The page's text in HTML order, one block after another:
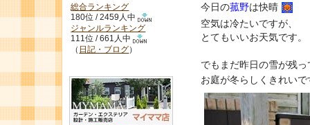
今日の菰野は快晴
空気は冷たいですが、
とてもいいお天気です。
でもまだ昨日の雪が残っ
お庭が冬らしくきれいで
総合ランキング
180位 / 2459人中
ジャンルランキング
111位 / 661人中
（ 日記・ブログ）